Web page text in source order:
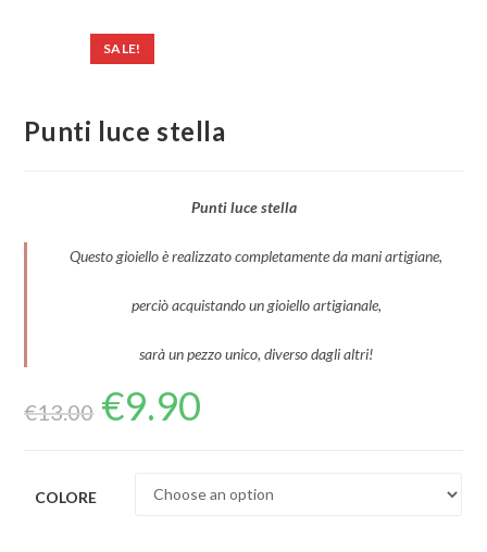
SALE!
Punti luce stella
Punti luce stella
Questo gioiello è realizzato completamente da mani artigiane,
perciò acquistando un gioiello artigianale,
sarà un pezzo unico, diverso dagli altri!
€13.00 €9.90
COLORE